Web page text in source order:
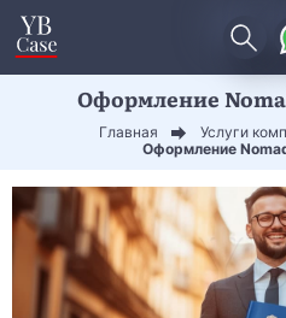
Оформление
Главная Услуги
Оформление